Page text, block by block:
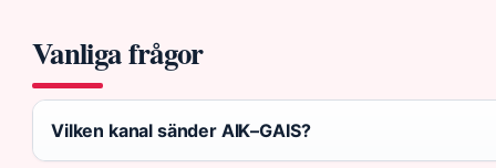
Vanliga frågor
Vilken kanal sänder AIK–GAIS?